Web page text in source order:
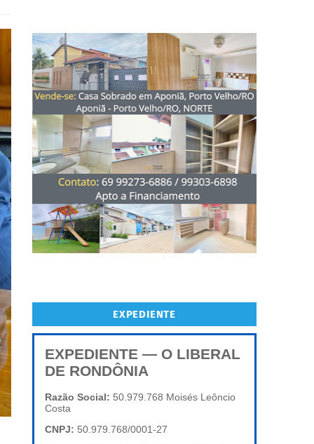
EXPEDIENTE
EXPEDIENTE — O LIBERAL
DE RONDÔNIA
Razão Social: 50.979.768 Moisés Leôncio
Costa
CNPJ: 50.979.768/0001-27